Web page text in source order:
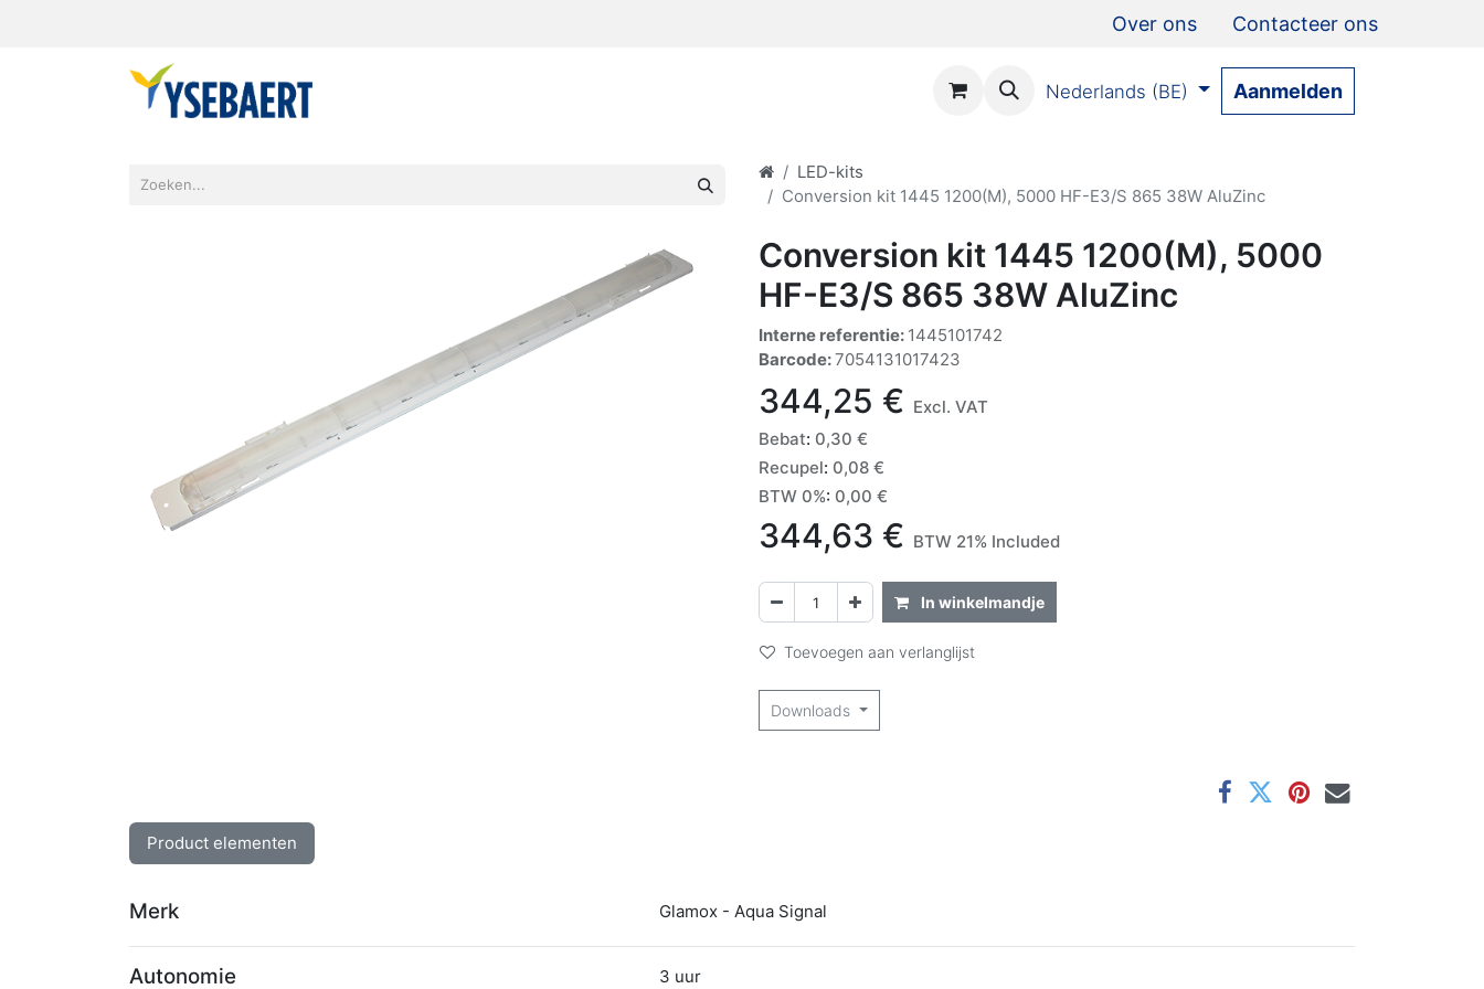
Over ons Contacteer ons
Nederlands (BE) Aanmelden
LED-kits
Conversion kit 1445 1200(M), 5000 HF-E3/S 865 38W AluZinc
Conversion kit 1445 1200(M), 5000
HF-E3/S 865 38W AluZinc
Interne referentie: 1445101742
Barcode:7054131017423
344,25 € Excl. VAT
Bebat: 0,30 €
Recupel: 0,08 €
BTW 0%: 0,00 €
344,63 € BTW 21% Included
In winkelmandje
Toevoegen aan verlanglijst
Downloads
Product elementen
Merk Glamox - Aqua Signal
Autonomie 3 uur